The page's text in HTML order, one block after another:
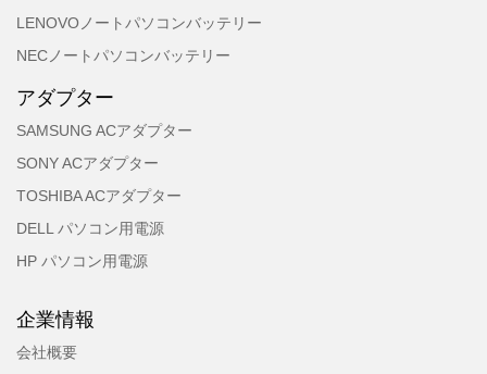
LENOVOノートパソコンバッテリー
NECノートパソコンバッテリー
アダプター
SAMSUNG ACアダプター
SONY ACアダプター
TOSHIBA ACアダプター
DELL パソコン用電源
HP パソコン用電源
企業情報
会社概要